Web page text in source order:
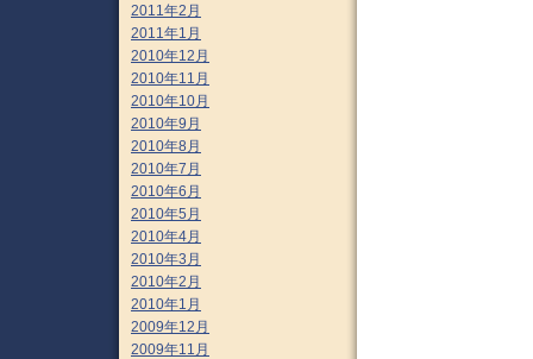
2011年2月
2011年1月
2010年12月
2010年11月
2010年10月
2010年9月
2010年8月
2010年7月
2010年6月
2010年5月
2010年4月
2010年3月
2010年2月
2010年1月
2009年12月
2009年11月